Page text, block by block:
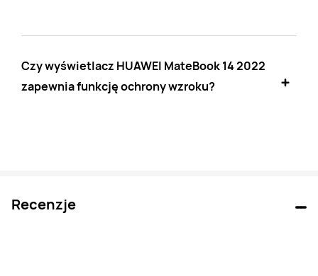
Czy wyświetlacz HUAWEI MateBook 14 2022
zapewnia funkcję ochrony wzroku?
Recenzje